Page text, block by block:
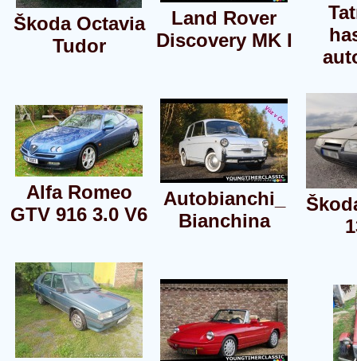
Škoda Octavia
Tudor
Land Rover
Discovery MK I
Alfa Romeo
GTV 916 3.0 V6
Autobianchi_
Bianchina